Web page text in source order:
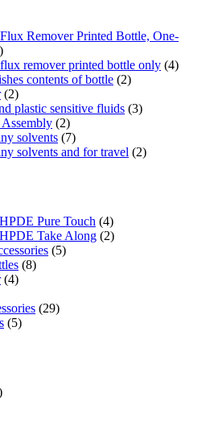
Remover Printed Bottle, One-
remover printed bottle only (4)
contents of bottle (2)
(2)
plastic sensitive fluids (3)
(2)
solvents (7)
solvents and for travel (2)
Pure Touch (4)
Take Along (2)
(5)
(8)
(4)
(29)
(5)